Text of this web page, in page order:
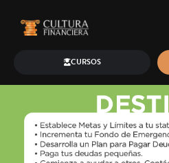
CURSOS